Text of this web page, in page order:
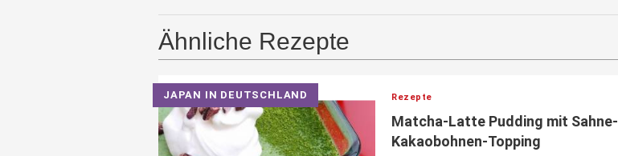
Ähnliche Rezepte
JAPAN IN DEUTSCHLAND Rezepte
Matcha-Latte Pudding mit Sahne-
Kakaobohnen-Topping